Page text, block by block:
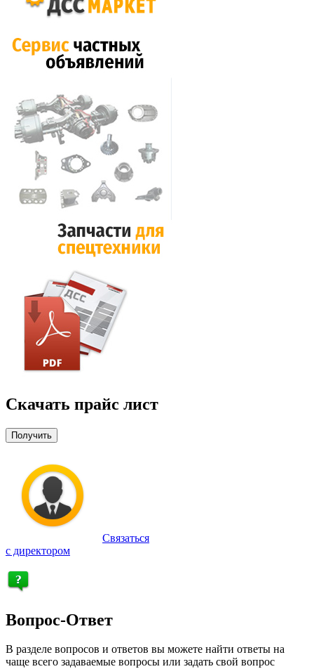
Скачать прайс лист
Получить
Связаться
с директором
Вопрос-Ответ
В разделе вопросов и ответов вы можете найти ответы на
чаще всего задаваемые вопросы или задать свой вопрос